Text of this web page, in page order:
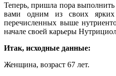
Теперь, пришла пора
вами одним из своих ярких
перечисленных выше
начале своей карьеры
Итак, исходные данные:
Женщина, возраст 67 лет.